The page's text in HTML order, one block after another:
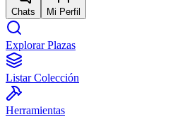
Chats Mi Perfil
Explorar Plazas
Listar Colección
Herramientas